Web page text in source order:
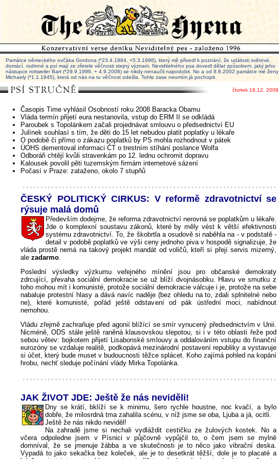
Památce německého ovčáka Gordona (*23.4.1984, +5.3.1996), který mě přivedl k poznání, že události světové,
domácí, rodinné a psí mají ze zřetele věčnosti stejný význam. Neviditelného psa dovedl dělat způsobem, jaký jeho
nástupce rottweiler Bart (*29.9.1996, + 4.9.2008) se nikdy nenaučil napodobit. No a od 8.8.2002 památce mé ženy
Michaely (*1.1.1945), která od nás na tu věčnost odešla. Tohle zase neumím já pochopit.
čtvrtek 18.12. 2008
Časopis Time vyhlásil Osobností roku 2008 Baracka Obamu
Vláda termín přijetí eura nestanovila, vstup do ERM II se odkládá
Paroubek s Topolánkem začali projednávat smlouvu o předsednictví EU
Julínek souhlasí s tím, že děti do 15 let nebudou platit poplatky u lékaře
O podobě či přímo o zákazu poplatků by PS mohla rozhodnout v pátek
ÚOHS dementoval informaci ČT o trestním stíhání poslance Wolfa
Odboráři chtějí kvůli stravenkám po 12. lednu ochromit dopravu
Kalousek povolil pěti tuzemským firmám internetové sázení
Počasí v Praze: zataženo, okolo 7 stupňů
ČESKÝ POLITICKÝ CIRKUS: V reformě zdravotnictví se
rýsuje malá domů
Především dodejme, že reforma zdravotnictví nerovná se poplatkům u lékaře.
Jde o komplexní soustavu zákonů, které by měly vést k větší efektivnosti
systému zdravotnictví. To, že škobrtla a osudově si naběhla na - v podstatě -
detail v podobě poplatků ve výši ceny jednoho piva v hospodě signalizuje, že
vláda prostě nemá na takový projekt mandát od voličů, kteří si přejí servis mizerný,
ale zadarmo.
Poslední výsledky výzkumu veřejného mínění jsou pro občanské demokraty
zdrcující, převaha sociální demokracie se už blíží dvojnásobku. Hlavu ve smutku z
toho mohou mít i komunisté, protože sociální demokracie válcuje i je, protože na sebe
nabaluje protestní hlasy a dává navíc naděje (bez ohledu na to, zdali splnitelné nebo
ne), které komunisté, pořád ještě odstavení od pák ústřední moci, nabídnout
nemohou.
Vládu zřejmě zachraňuje před agonií blížící se smír vynucený předsednictvím v Unii.
Nicméně, ODS stále ještě raněná klausovskou slepotou, si i v této oblasti řeže pod
sebou větev: bojkotem přijetí Lisabonské smlouvy a oddalováním vstupu do finanční
eurozóny se vzdaluje realitě, podkopává mezinárodní postavení republiky a vystavuje
si účet, který bude muset v budoucnosti těžce splácet. Koho zajímá pohled na kopání
hrobu, nechť sleduje počínání vlády Mirka Topolánka.
JAK ŽIVOT JDE: Ještě že nás neviděli!
Dny se krátí, bklíží se k minimu, šero rychle houstne, noc kvačí, a bylo
dobře, že milosrdná tma zahalila scénu, v níž jsme se oba, Ljuba a já, ocitli.
Ještě že nás nikdo neviděl!
Na zahradě jsme si nechali vydláždit cestičku ze žulových kostek. No a
včera odpoledne jsem v Písnici v půjčovně vypůjčil to, o čem jsem se mylně
domníval, že se jmenuje žábba a ve skutečnosti je to něco jako vibrační deska.
Vypadá to jako sekačka bez koleček, ale je to desetkrát těžší, dole je to placaté a